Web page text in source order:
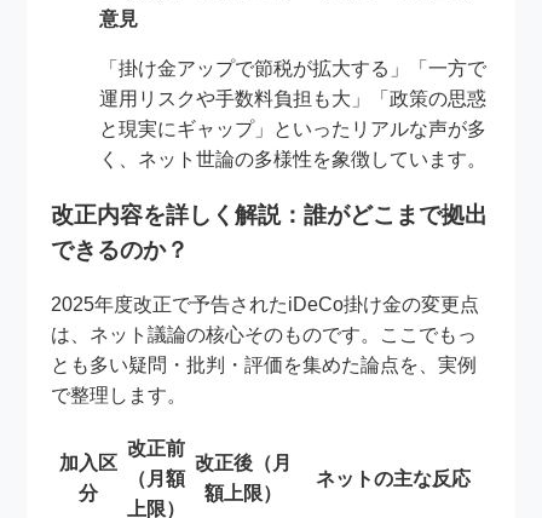
意見
「掛け金アップで節税が拡大する」「一方で
運用リスクや手数料負担も大」「政策の思惑
と現実にギャップ」といったリアルな声が多
く、ネット世論の多様性を象徴しています。
改正内容を詳しく解説：誰がどこまで拠出
できるのか？
2025年度改正で予告されたiDeCo掛け金の変更点
は、ネット議論の核心そのものです。ここでもっ
とも多い疑問・批判・評価を集めた論点を、実例
で整理します。
加入区
分
改正前
（月額
上限）
改正後（月
額上限）
ネットの主な反応